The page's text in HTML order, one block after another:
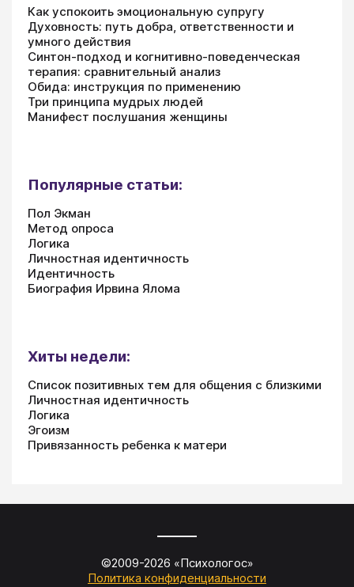
Как успокоить эмоциональную супругу
Духовность: путь добра, ответственности и
умного действия
Синтон-подход и когнитивно-поведенческая
терапия: сравнительный анализ
Обида: инструкция по применению
Три принципа мудрых людей
Манифест послушания женщины
Популярные статьи:
Пол Экман
Метод опроса
Логика
Личностная идентичность
Идентичность
Биография Ирвина Ялома
Хиты недели:
Список позитивных тем для общения с близкими
Личностная идентичность
Логика
Эгоизм
Привязанность ребенка к матери
©2009-2026 «Психологос»
Политика конфиденциальности